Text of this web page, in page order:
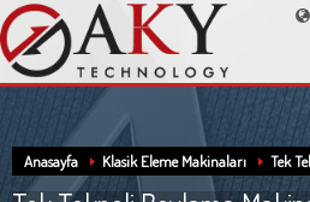
Anasayfa Klasik Eleme Makinaları Tek